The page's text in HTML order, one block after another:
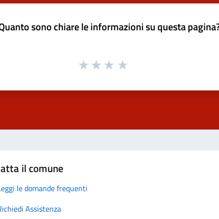
sono chiare le informazioni su questa
il comune
le domande frequenti
Assistenza